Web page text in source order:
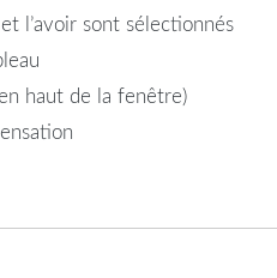
l’avoir sont sélectionnés
haut de la fenêtre)